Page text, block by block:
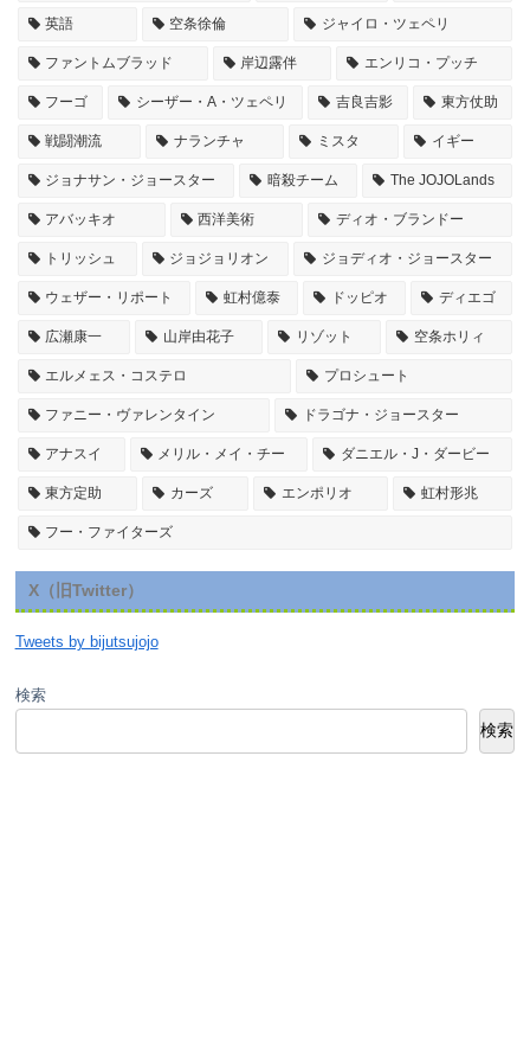
英語 空条徐倫 ジャイロ・ツェペリ
ファントムブラッド 岸辺露伴 エンリコ・プッチ
フーゴ シーザー・A・ツェペリ 吉良吉影 東方仗助
戦闘潮流 ナランチャ ミスタ イギー
ジョナサン・ジョースター 暗殺チーム The JOJOLands
アバッキオ 西洋美術 ディオ・ブランドー
トリッシュ ジョジョリオン ジョディオ・ジョースター
ウェザー・リポート 虹村億泰 ドッピオ ディエゴ
広瀬康一 山岸由花子 リゾット 空条ホリィ
エルメェス・コステロ プロシュート
ファニー・ヴァレンタイン ドラゴナ・ジョースター
アナスイ メリル・メイ・チー ダニエル・J・ダービー
東方定助 カーズ エンポリオ 虹村形兆
フー・ファイターズ
X（旧Twitter）
Tweets by bijutsujojo
検索
検索